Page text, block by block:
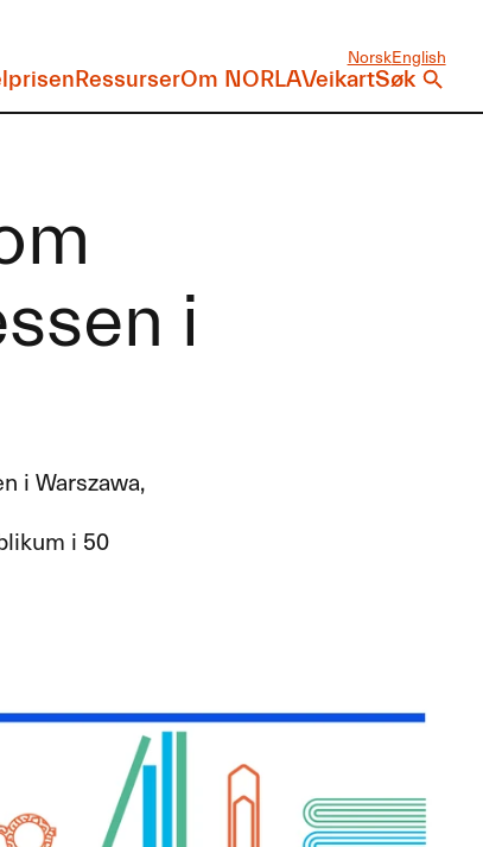
NorskEnglish
RessurserOm NORLAVeikartSøk
i
i Warszawa,
i 50